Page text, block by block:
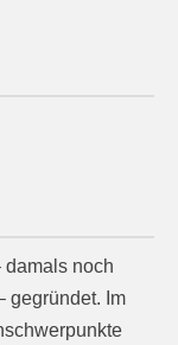
damals noch
gegründet. Im